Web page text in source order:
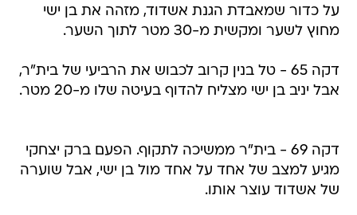
על כדור שמאבדת הגנת אשדוד, מזהה את בן ישי
מחוץ לשער ומקשית מ-30 מטר לתוך השער.
דקה 65 - טל בנין קרוב לכבוש את הרביעי של בית"ר,
אבל יניב בן ישי מצליח להדוף בעיטה שלו מ-20 מטר.
דקה 69 - בית"ר ממשיכה לתקוף. הפעם ברק יצחקי
מגיע למצב של אחד על אחד מול בן ישי, אבל שוערה
של אשדוד עוצר אותו.